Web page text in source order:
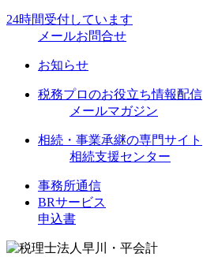
24時間受付しています
メールお問合せ
お知らせ
税務プロのお役立ち情報配信
メールマガジン
相続・事業承継の専門サイト
相続支援センター
事務所通信
BRサービス
申込書